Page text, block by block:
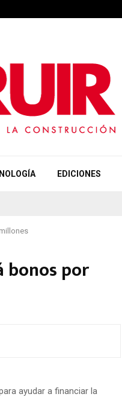
EDICIONES
bonos por
ayudar a financiar la